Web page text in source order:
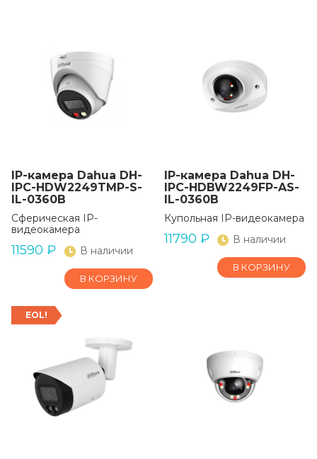
IP-камера Dahua DH-
IPC-HDW2249TMP-S-
IL-0360B
Сферическая IP-
видеокамера
11590 ₽ В наличии
В КОРЗИНУ
IP-камера Dahua DH-
IPC-HDBW2249FP-AS-
IL-0360B
Купольная IP-видеокамера
11790 ₽ В наличии
В КОРЗИНУ
EOL!